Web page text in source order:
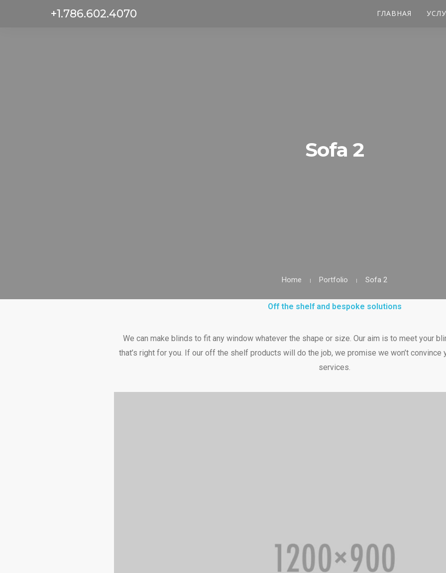
+1.786.602.4070 ГЛАВНАЯ
Sofa 2
Home Portfolio Sofa 2
Off the shelf and bespoke solutions
We can make blinds to fit any window whatever the shape or size. Our aim is to meet your
that’s right for you. If our off the shelf products will do the job, we promise we won’t convince
services.